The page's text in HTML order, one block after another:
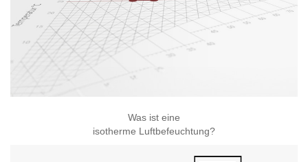
Was ist eine
isotherme Luftbefeuchtung?